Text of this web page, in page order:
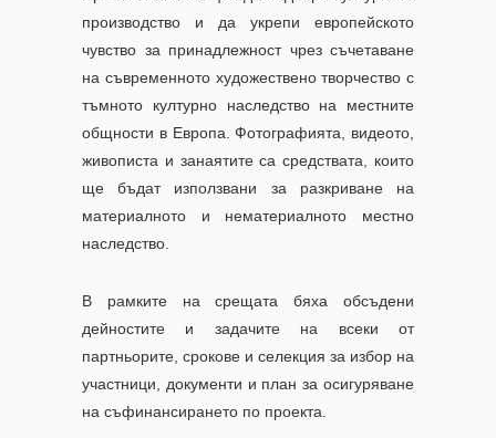
производство и да укрепи европейското
чувство за принадлежност чрез съчетаване
на съвременното художествено творчество с
тъмното културно наследство на местните
общности в Европа.Фотографията, видеото,
живописта и занаятите са средствата, които
ще бъдат използвани за разкриване на
материалното и нематериалното местно
наследство.
В рамките на срещата бяха обсъдени
дейностите и задачите на всеки от
партньорите, срокове и селекция за избор на
участници, документи и план за осигуряване
на съфинансирането по проекта.